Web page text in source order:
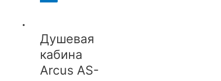
Душевая
кабина
Arcus AS-